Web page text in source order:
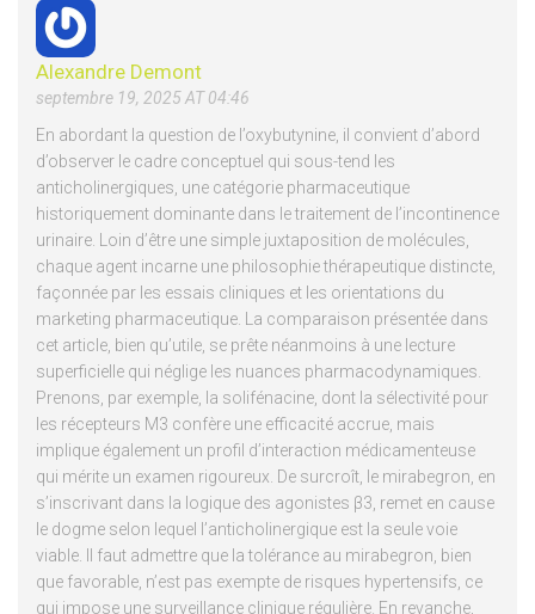
Alexandre Demont
septembre 19, 2025 AT 04:46
En abordant la question de l’oxybutynine, il convient d’abord
d’observer le cadre conceptuel qui sous-tend les
anticholinergiques, une catégorie pharmaceutique
historiquement dominante dans le traitement de l’incontinence
urinaire. Loin d’être une simple juxtaposition de molécules,
chaque agent incarne une philosophie thérapeutique distincte,
façonnée par les essais cliniques et les orientations du
marketing pharmaceutique. La comparaison présentée dans
cet article, bien qu’utile, se prête néanmoins à une lecture
superficielle qui néglige les nuances pharmacodynamiques.
Prenons, par exemple, la solifénacine, dont la sélectivité pour
les récepteurs M3 confère une efficacité accrue, mais
implique également un profil d’interaction médicamenteuse
qui mérite un examen rigoureux. De surcroît, le mirabegron, en
s’inscrivant dans la logique des agonistes β3, remet en cause
le dogme selon lequel l’anticholinergique est la seule voie
viable. Il faut admettre que la tolérance au mirabegron, bien
que favorable, n’est pas exempte de risques hypertensifs, ce
qui impose une surveillance clinique régulière. En revanche,